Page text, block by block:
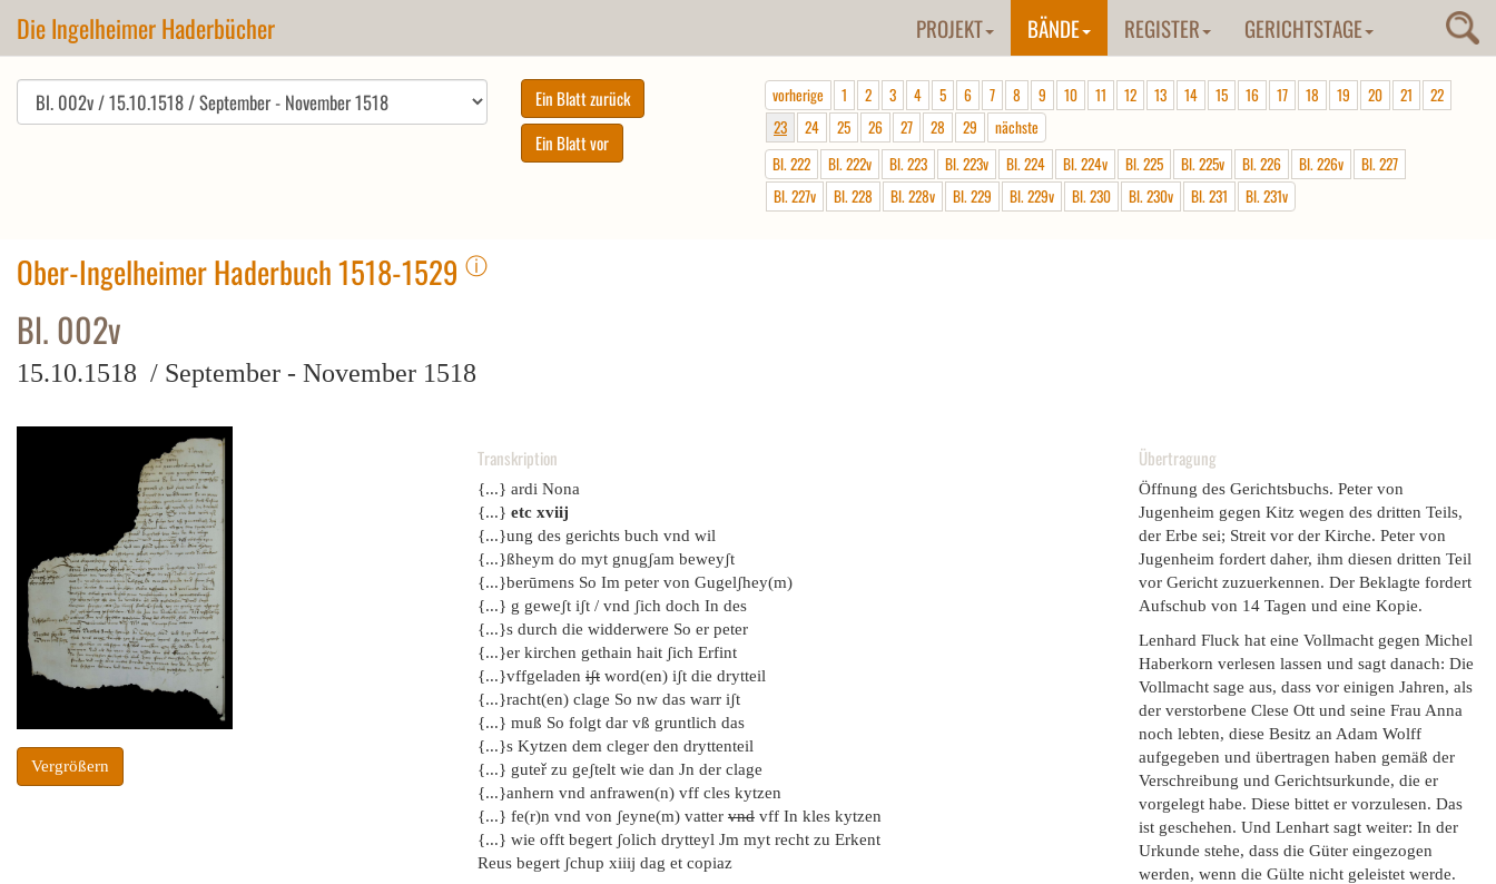
Die Ingelheimer Haderbücher PROJEKT BÄNDE REGISTER GERICHTSTAGE
vorherige 1 2 3 4 5 6 7 8 9 10 11 12 13 14 15 16 17 18 19 20 21
22
23
24 25 26 27 28 29
nächste
Bl. 222
Bl. 222v Bl. 223 Bl. 223v Bl. 224 Bl. 224v Bl. 225 Bl. 225v Bl. 226 Bl. 226v
Bl. 227
Bl. 227v
Bl. 228 Bl. 228v Bl. 229 Bl. 229v Bl. 230 Bl. 230v Bl. 231 Bl. 231v
Ober-Ingelheimer Haderbuch 1518-1529 ⓘ
Bl. 002v
15.10.1518 / September - November 1518
Vergrößern
Transkription
{...} ardi Nona
{...} etc xviij
{...}ung des gerichts buch vnd wil
{...}ßheym do myt gnugʃam beweyʃt
{...}berūmens So Im peter von Gugelʃhey(m)
{...} g geweʃt iʃt / vnd ʃich doch In des
{...}s durch die widderwere So er peter
{...}er kirchen gethain hait ʃich Erfint
{...}vffgeladen iʃt word(en) iʃt die drytteil
{...}racht(en) clage So nw das warr iʃt
{...} muß So folgt dar vß gruntlich das
{...}s Kytzen dem cleger den dryttenteil
{...} guteř zu geʃtelt wie dan Jn der clage
{...}anhern vnd anfrawen(n) vff cles kytzen
{...} fe(r)n vnd von ʃeyne(m) vatter vnd vff In kles kytzen
{...} wie offt begert ʃolich drytteyl Jm myt recht zu Erkent
Reus begert ʃchup xiiij dag et copiaz
Übertragung
Öffnung des Gerichtsbuchs. Peter von
Jugenheim gegen Kitz wegen des dritten Teils,
der Erbe sei; Streit vor der Kirche. Peter von
Jugenheim fordert daher, ihm diesen dritten Teil
vor Gericht zuzuerkennen. Der Beklagte fordert
Aufschub von 14 Tagen und eine Kopie.
Lenhard Fluck hat eine Vollmacht gegen Michel
Haberkorn verlesen lassen und sagt danach: Die
Vollmacht sage aus, dass vor einigen Jahren, als
der verstorbene Clese Ott und seine Frau Anna
noch lebten, diese Besitz an Adam Wolff
aufgegeben und übertragen haben gemäß der
Verschreibung und Gerichtsurkunde, die er
vorgelegt habe. Diese bittet er vorzulesen. Das
ist geschehen. Und Lenhart sagt weiter: In der
Urkunde stehe, dass die Güter eingezogen
werden, wenn die Gülte nicht geleistet werde.